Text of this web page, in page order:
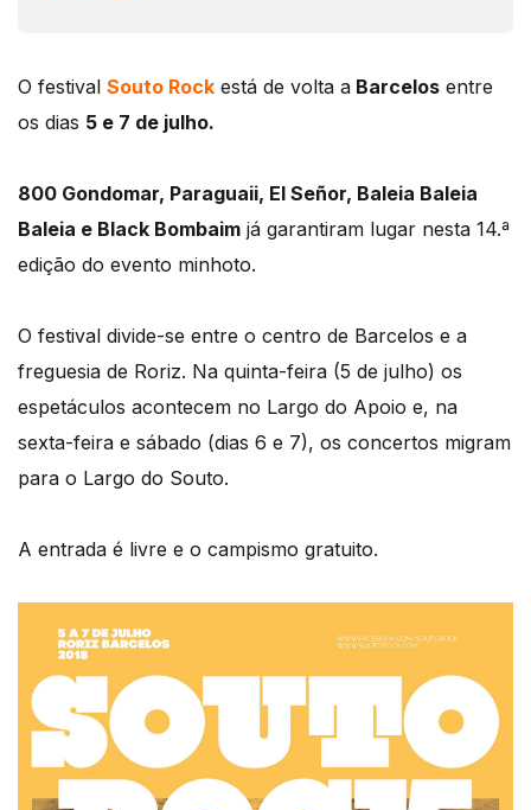
O festival Souto Rock está de volta a Barcelos entre
os dias 5 e 7 de julho.
800 Gondomar, Paraguaii, El Señor, Baleia Baleia
Baleia e Black Bombaim já garantiram lugar nesta 14.ª
edição do evento minhoto.
O festival divide-se entre o centro de Barcelos e a
freguesia de Roriz. Na quinta-feira (5 de julho) os
espetáculos acontecem no Largo do Apoio e, na
sexta-feira e sábado (dias 6 e 7), os concertos migram
para o Largo do Souto.
A entrada é livre e o campismo gratuito.